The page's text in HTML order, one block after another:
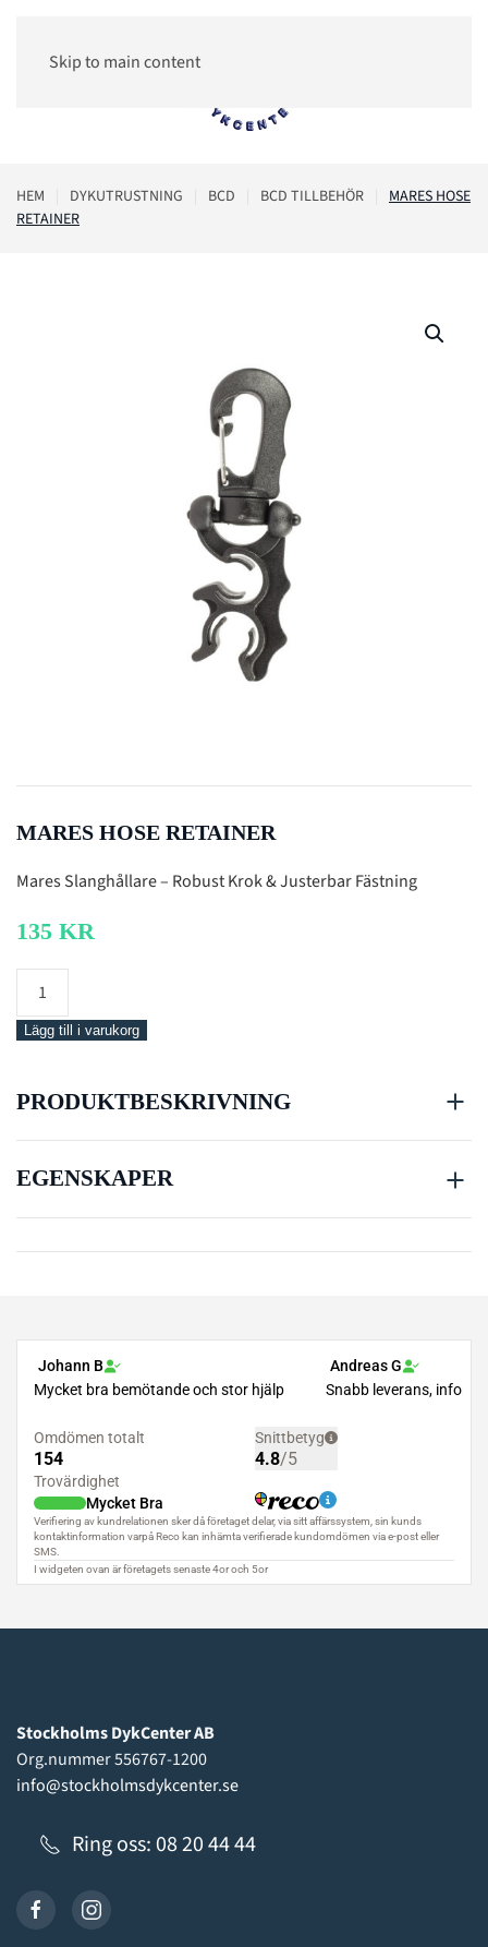
Skip to main content
HEM DYKUTRUSTNING BCD BCD TILLBEHÖR
MARES HOSE
RETAINER
MARES HOSE RETAINER
Mares Slanghållare – Robust Krok & Justerbar Fästning
135 KR
Mares
Retainer
Lägg till i varukorg
PRODUKTBESKRIVNING
EGENSKAPER
Stockholms DykCenter AB
Org.nummer 556767-1200
info@stockholmsdykcenter.se
Ring oss: 08 20 44 44